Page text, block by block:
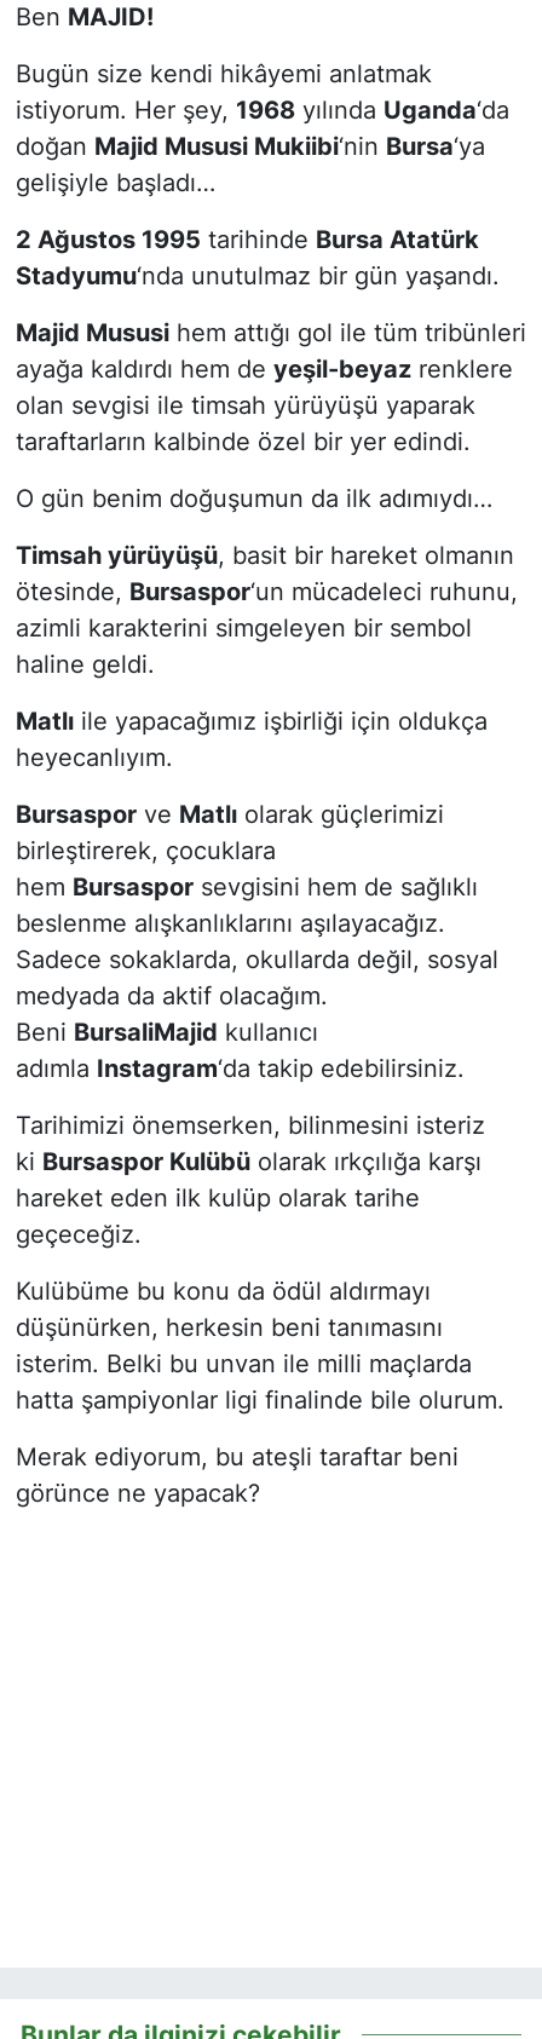
Ben MAJID!
Bugün size kendi hikâyemi anlatmak
istiyorum. Her şey, 1968yılında Uganda‘da
doğan Majid Mususi Mukiibi‘nin Bursa‘ya
gelişiyle başladı…
2 Ağustos 1995 tarihinde Bursa Atatürk
Stadyumu‘nda unutulmaz bir gün yaşandı.
Majid Mususihem attığı gol ile tüm tribünleri
ayağa kaldırdı hem de yeşil-beyazrenklere
olan sevgisi ile timsah yürüyüşü yaparak
taraftarların kalbinde özel bir yer edindi.
O gün benim doğuşumun da ilk adımıydı…
Timsah yürüyüşü, basit bir hareket olmanın
ötesinde, Bursaspor‘un mücadeleci ruhunu,
azimli karakterini simgeleyen bir sembol
haline geldi.
Matlıile yapacağımız işbirliği için oldukça
heyecanlıyım.
Bursasporve Matlıolarak güçlerimizi
birleştirerek, çocuklara
hem Bursasporsevgisini hem de sağlıklı
beslenme alışkanlıklarını aşılayacağız.
Sadece sokaklarda, okullarda değil, sosyal
medyada da aktif olacağım.
Beni BursaliMajid kullanıcı
adımla Instagram‘da takip edebilirsiniz.
Tarihimizi önemserken, bilinmesini isteriz
ki Bursaspor Kulübüolarak ırkçılığa karşı
hareket eden ilk kulüp olarak tarihe
geçeceğiz.
Kulübüme bu konu da ödül aldırmayı
düşünürken, herkesin beni tanımasını
isterim. Belki bu unvan ile milli maçlarda
hatta şampiyonlar ligi finalinde bile olurum.
Merak ediyorum, bu ateşli taraftar beni
görünce ne yapacak?